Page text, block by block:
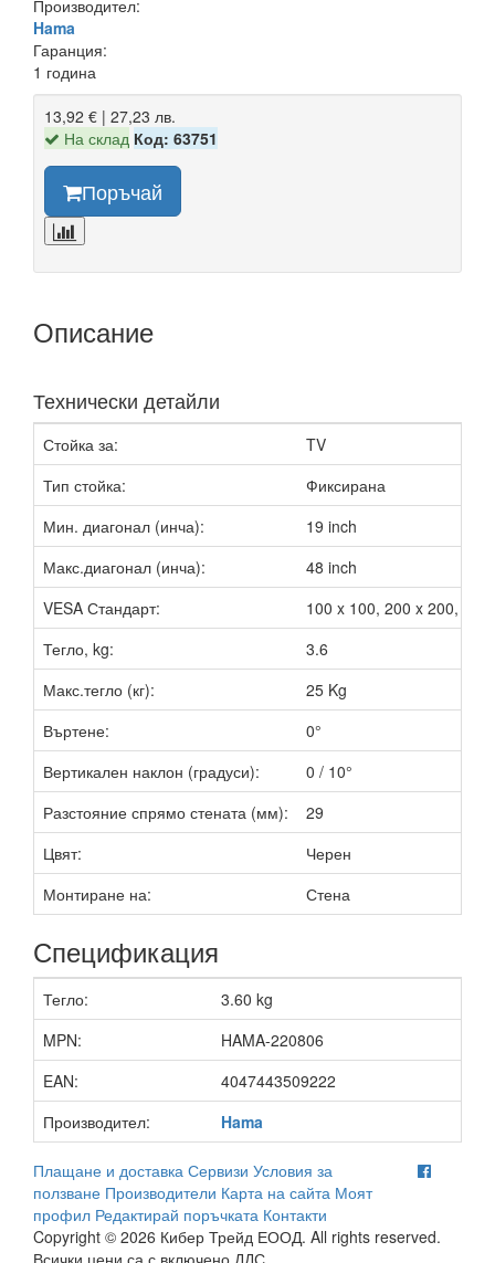
Производител:
Hama
Гаранция:
1 година
13,92 € | 27,23 лв.
На склад Код: 63751
Поръчай
Описание
Технически детайли
Стойка за:
TV
Тип стойка:
Фиксирана
Мин. диагонал (инча):
19 inch
Макс.диагонал (инча):
48 inch
VESA Стандарт:
100 x 100, 200 x 200,
Тегло, kg:
3.6
Макс.тегло (кг):
25 Kg
Въртене:
0°
Вертикален наклон (градуси):
0 / 10°
Разстояние спрямо стената (мм):
29
Цвят:
Черен
Монтиране на:
Стена
Спецификация
Тегло:
3.60 kg
MPN:
HAMA-220806
EAN:
4047443509222
Производител:
Hama
Плащане и доставка Сервизи Условия за
ползване Производители Карта на сайта Моят
профил Редактирай поръчката Контакти
Copyright © 2026 Кибер Трейд ЕООД. All rights reserved.
Всички цени са с включено ДДС.